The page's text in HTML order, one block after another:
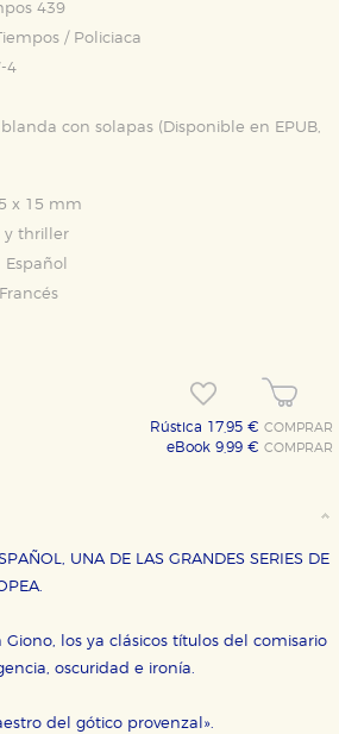
439
/ Policiaca
4
blanda con solapas (Disponible en EPUB,
x 15 mm
y thriller
Español
Francés
Rústica 17,95 €COMPRAR
eBook 9,99 €COMPRAR
UNA DE LAS GRANDES SERIES DE
Giono, los ya clásicos títulos del comisario
oscuridad e ironía.
del gótico provenzal».
DE COOKIES